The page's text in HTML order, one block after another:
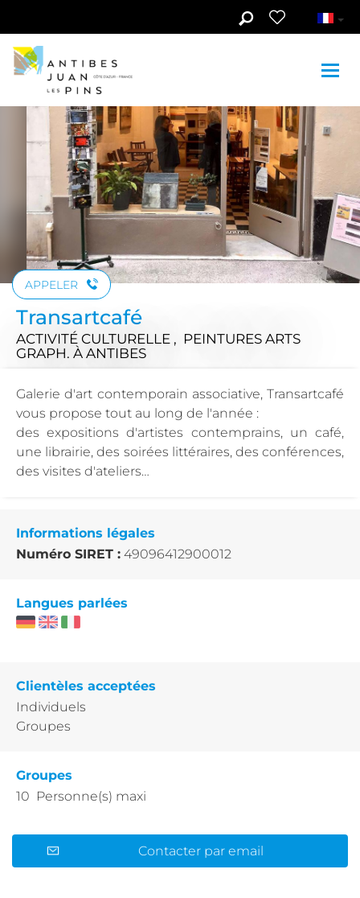
APPELER
Transartcafé
ACTIVITÉ CULTURELLE , PEINTURES ARTS
GRAPH. À ANTIBES
Galerie d'art contemporain associative, Transartcafé
vous propose tout au long de l'année :
des expositions d'artistes contemprains, un café,
une librairie, des soirées littéraires, des conférences,
des visites d'ateliers…
Informations légales
Numéro SIRET : 49096412900012
Langues parlées
Clientèles acceptées
Individuels
Groupes
Groupes
10 Personne(s) maxi
Contacter par email